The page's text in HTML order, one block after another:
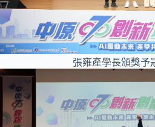
張雍產學長頒獎予